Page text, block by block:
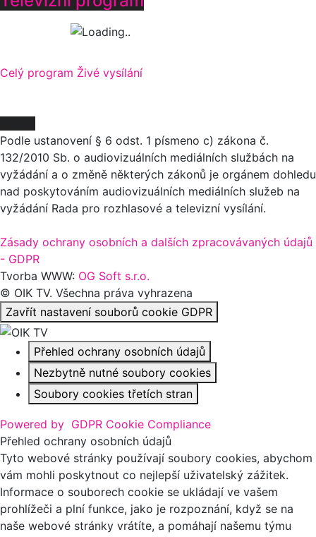
Celý program Živé vysílání
Podle ustanovení § 6 odst. 1 písmeno c) zákona č.
132/2010 Sb. o audiovizuálních mediálních službách na
vyžádání a o změně některých zákonů je orgánem dohledu
nad poskytováním audiovizuálních mediálních služeb na
vyžádání Rada pro rozhlasové a televizní vysílání.
Zásady ochrany osobních a dalších zpracovávaných údajů
- GDPR
Tvorba WWW: OG Soft s.r.o.
© OIK TV. Všechna práva vyhrazena
Zavřít nastavení souborů cookie GDPR
Přehled ochrany osobních údajů
Nezbytně nutné soubory cookies
Soubory cookies třetích stran
Powered by GDPR Cookie Compliance
Přehled ochrany osobních údajů
Tyto webové stránky používají soubory cookies, abychom
vám mohli poskytnout co nejlepší uživatelský zážitek.
Informace o souborech cookie se ukládají ve vašem
prohlížeči a plní funkce, jako je rozpoznání, když se na
naše webové stránky vrátíte, a pomáhají našemu týmu